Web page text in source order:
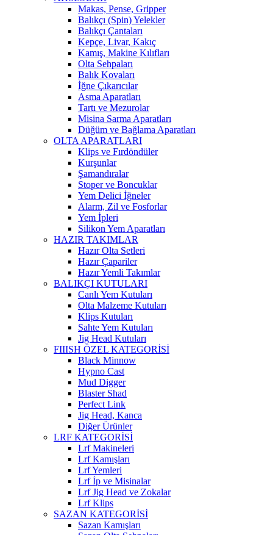
Makas, Pense, Gripper
Balıkçı (Spin) Yelekler
Balıkçı Çantaları
Kepçe, Livar, Kakıç
Kamış, Makine Kılıfları
Olta Sehpaları
Balık Kovaları
İğne Çıkarıcılar
Asma Aparatları
Tartı ve Mezurolar
Misina Sarma Aparatları
Düğüm ve Bağlama Aparatları
OLTA APARATLARI
Klips ve Fırdöndüler
Kurşunlar
Şamandıralar
Stoper ve Boncuklar
Yem Delici İğneler
Alarm, Zil ve Fosforlar
Yem İpleri
Silikon Yem Aparatları
HAZIR TAKIMLAR
Hazır Olta Setleri
Hazır Çapariler
Hazır Yemli Takımlar
BALIKÇI KUTULARI
Canlı Yem Kutuları
Olta Malzeme Kutuları
Klips Kutuları
Sahte Yem Kutuları
Jig Head Kutuları
FIIISH ÖZEL KATEGORİSİ
Black Minnow
Hypno Cast
Mud Digger
Blaster Shad
Perfect Link
Jig Head, Kanca
Diğer Ürünler
LRF KATEGORİSİ
Lrf Makineleri
Lrf Kamışları
Lrf Yemleri
Lrf İp ve Misinalar
Lrf Jig Head ve Zokalar
Lrf Klips
SAZAN KATEGORİSİ
Sazan Kamışları